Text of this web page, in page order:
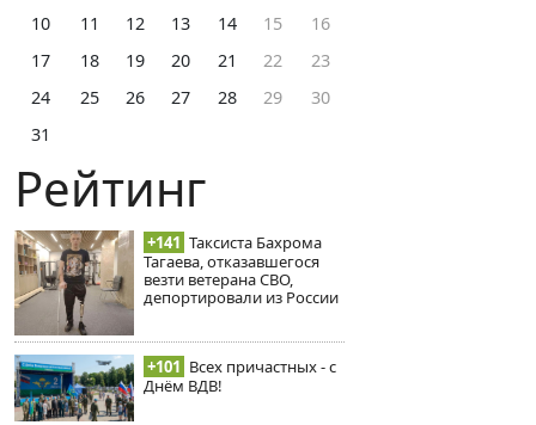
10
11 12 13 14 15
16
17
18 19 20 21 22
23
24
25 26 27 28 29
30
31
Рейтинг
+141 Таксиста Бахрома
Тагаева, отказавшегося
везти ветерана СВО,
депортировали из России
+101 Всех причастных - с
Днём ВДВ!